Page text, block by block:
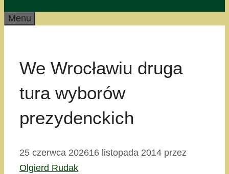
Menu
We Wrocławiu druga
tura wyborów
prezydenckich
25 czerwca 202616 listopada 2014 przez
Olgierd Rudak